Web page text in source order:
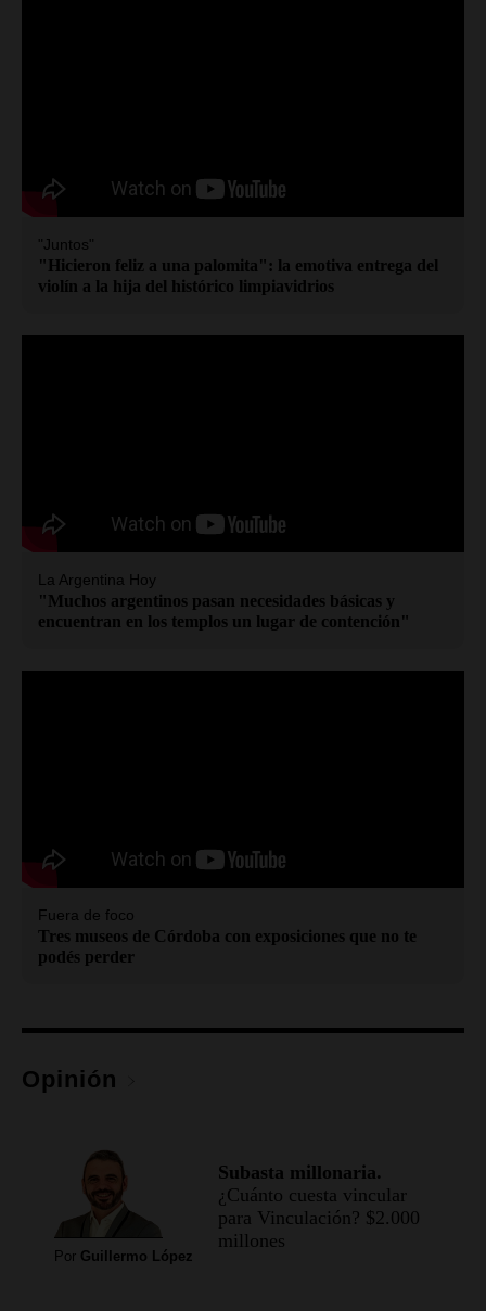
"Juntos"
"Hicieron feliz a una palomita": la emotiva entrega del
violín a la hija del histórico limpiavidrios
La Argentina Hoy
"Muchos argentinos pasan necesidades básicas y
encuentran en los templos un lugar de contención"
Fuera de foco
Tres museos de Córdoba con exposiciones que no te
podés perder
Opinión
Por Guillermo López
Subasta millonaria.
¿Cuánto cuesta vincular
para Vinculación? $2.000
millones